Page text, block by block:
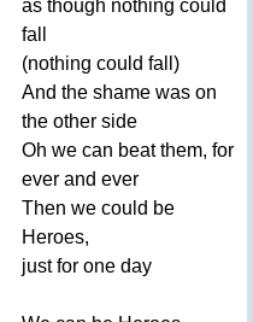
as though nothing could
fall
(nothing could fall )
And the shame was on
the other side
Oh we can beat them, for
ever and ever
Then we could be
Heroes,
just for one day